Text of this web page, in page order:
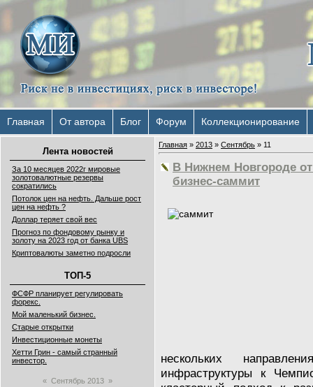
Главная От автора Блог Форум Коллекционирование
Лента новостей
За 10 месяцев 2022г мировые
золотовалютные резервы
сократились
Потолок цен на нефть. Дальше рост
цен на нефть ?
Доллар теряет свой вес
Прогноз по фондовому рынку и
золоту на 2023 год от банка UBS
Криптовалюты заметно подросли
ТОП-5
ФСФР планирует регулировать
форекс.
Мой маленький бизнес.
Старые открытки
Инвестиционные монеты
Хетти Грин - самый странный
инвестор.
« Сентябрь 2013 »
Главная » 2013 » Сентябрь » 11
В Нижнем Новгороде
бизнес-саммит
нескольких
инфраструктуры к